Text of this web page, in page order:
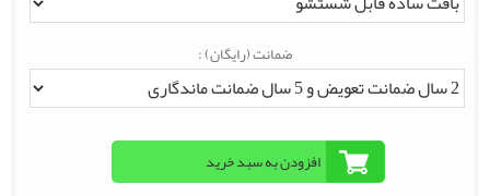
ضمانت (رایگان) :